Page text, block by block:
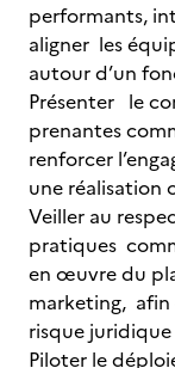
performants,
aligner les
autour d’un
Présenter le
prenantes
renforcer
une réalisation
Veiller au
pratiques
en œuvre du
marketing, afin
risque
Piloter le